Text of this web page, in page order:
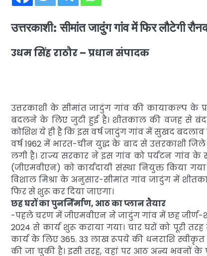
उत्तरकाशी: सीमांत जादुंग गांव में फिर लौटेगी
उधम सिंह राठौर – प्रधान संपादक
उत्तरकाशी के सीमांत जादुंग गांव की कायाकल्प के
बदलने के लिए जुटी हुई है। शीतकाल की वजह से बंद
कोशिश ये ही है कि इस वर्ष जादुंग गांव में सुखद बदलाव
वर्ष 1962 में भारत-चीन युद्ध के बाद से उत्तरकाशी
लगी है। राज्य सरकार ने इस गांव को पर्यटन गांव
(जीएमवीएन) को कार्यदायी संस्था नियुक्त किया
विशाल मिश्रा के अनुसार-सीमांत गांव जादुंग में
फिर से शुरू कर दिया जाएगा।
छह घरों का पुनर्निर्माण, आठ का प्लान तैयार
-पहले चरण में जीएमवीएन ने जादुंग गांव में छह जीर्ण-
2024 से कार्य शुरू कराया गया। चार घरों को पूरी
कार्य के लिए 365. 33 लाख रूपये की धनराशि
की जा चुकी है। इसी तरह, वहां पर आठ अन्य भवनों